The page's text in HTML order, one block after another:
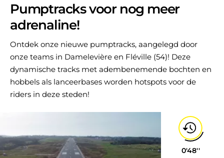
Pumptracks voor nog meer
adrenaline!
Ontdek onze nieuwe pumptracks, aangelegd door
onze teams in Damelevière en Fléville (54)! Deze
dynamische tracks met adembenemende bochten en
hobbels als lanceerbases worden hotspots voor de
riders in deze steden!
0'48''